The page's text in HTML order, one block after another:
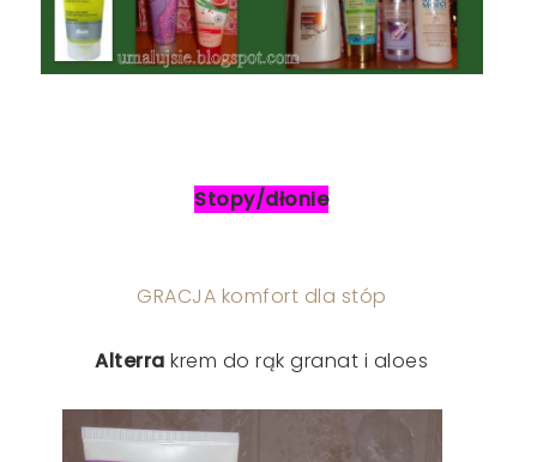
Stopy/dłonie
GRACJA komfort dla stóp
Alterrakrem do rąk granat i aloes